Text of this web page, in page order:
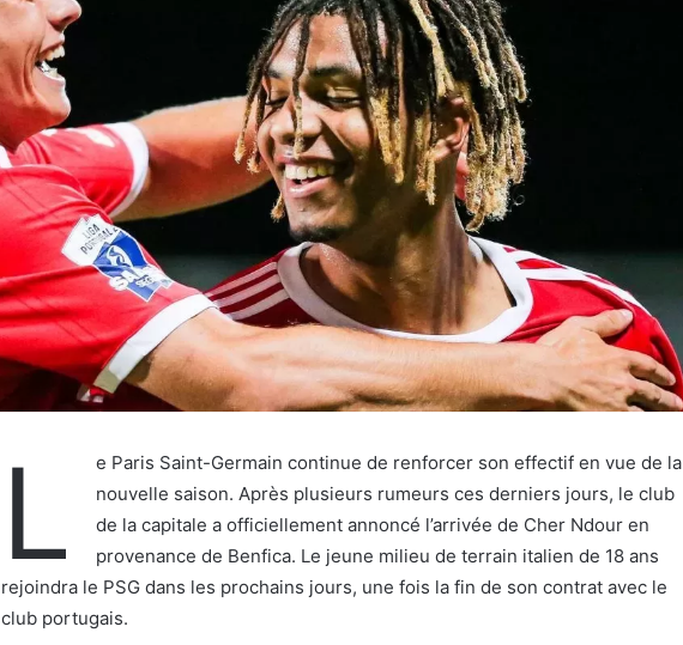
L
e Paris Saint-Germain continue de renforcer son effectif en vue de la
nouvelle saison. Après plusieurs rumeurs ces derniers jours, le club
de la capitale a officiellement annoncé l’arrivée de Cher Ndour en
provenance de Benfica. Le jeune milieu de terrain italien de 18 ans
rejoindra le PSG dans les prochains jours, une fois la fin de son contrat avec le
club portugais.